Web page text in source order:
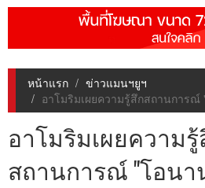
หน้าแรก
ข่าวแมนฯยูฯ
อาโมริมเผยความรู้สึกสถานการ
อาโมริมเผยความ
สถานการณ์ "โอน